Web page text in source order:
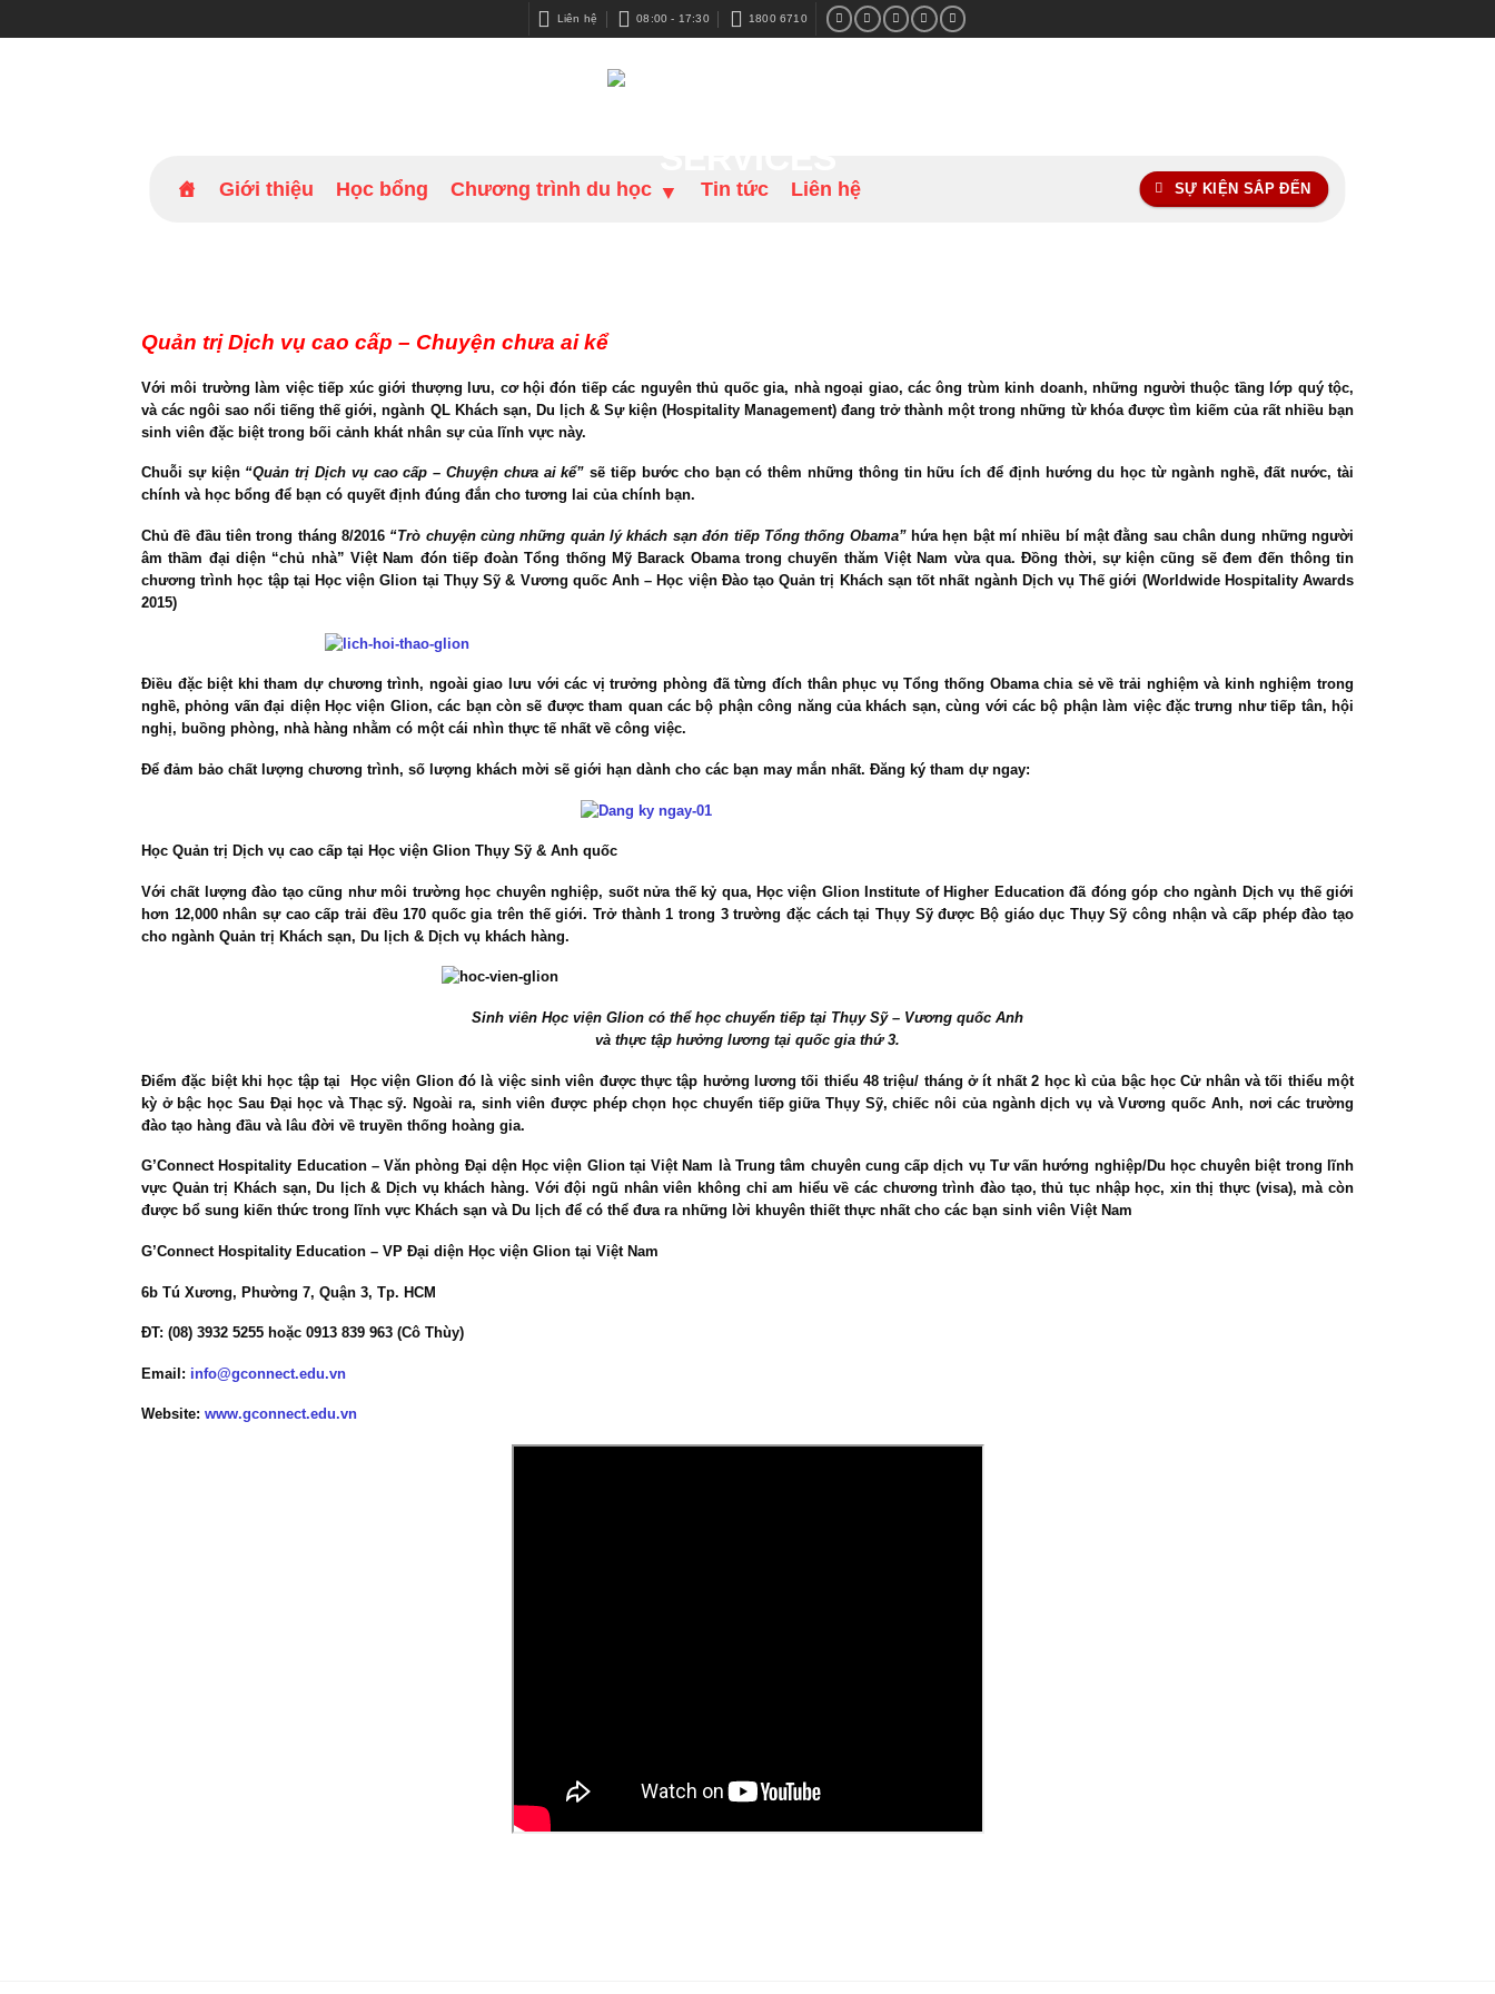
Liên hệ 08:00 - 17:30 1800 6710
Giới thiệu Học bổng Chương trình du học Tin tức Liên hệ SỰ KIỆN SẮP ĐẾN
Quản trị Dịch vụ cao cấp – Chuyện chưa ai kể
Với môi trường làm việc tiếp xúc giới thượng lưu, cơ hội đón tiếp các nguyên thủ quốc gia, nhà ngoại giao, các ông trùm kinh doanh, những người thuộc tầng lớp quý tộc,
và các ngôi sao nổi tiếng thế giới, ngành QL Khách sạn, Du lịch & Sự kiện (Hospitality Management)đang trở thành một trong những từ khóa được tìm kiếm của rất nhiều bạn
sinh viên đặc biệt trong bối cảnh khát nhân sự của lĩnh vực này.
Chuỗi sự kiện “Quản trị Dịch vụ cao cấp – Chuyện chưa ai kể” sẽ tiếp bước cho bạn có thêm những thông tin hữu ích để định hướng du học từ ngành nghề, đất nước, tài
chính và học bổng để bạn có quyết định đúng đắn cho tương lai của chính bạn.
Chủ đề đầu tiên trong tháng 8/2016 “Trò chuyện cùng những quản lý khách sạn đón tiếp Tổng thống Obama”hứa hẹn bật mí nhiều bí mật đằng sau chân dung những người
âm thầm đại diện “chủ nhà” Việt Nam đón tiếp đoàn Tổng thống Mỹ Barack Obama trong chuyến thăm Việt Nam vừa qua. Đồng thời, sự kiện cũng sẽ đem đến thông tin
chương trình học tập tại Học viện Glion tại Thụy Sỹ & Vương quốc Anh– Học viện Đào tạo Quản trị Khách sạn tốt nhất ngành Dịch vụ Thế giới (Worldwide Hospitality Awards
2015)
Điều đặc biệt khi tham dự chương trình, ngoài giao lưu với các vị trưởng phòng đã từng đích thân phục vụ Tổng thống Obama chia sẻ về trải nghiệm và kinh nghiệm trong
nghề, phỏng vấn đại diện Học viện Glion, các bạn còn sẽ được tham quan các bộ phận công năng của khách sạn, cùng với các bộ phận làm việc đặc trưng như tiếp tân, hội
nghị, buồng phòng, nhà hàng nhằm có một cái nhìn thực tế nhất về công việc.
Để đảm bảo chất lượng chương trình, số lượng khách mời sẽ giới hạn dành cho các bạn may mắn nhất. Đăng ký tham dự ngay:
Học Quản trị Dịch vụ cao cấp tại Học viện Glion Thụy Sỹ & Anh quốc
Với chất lượng đào tạo cũng như môi trường học chuyên nghiệp, suốt nửa thế kỷ qua, Học viện Glion Institute of Higher Educationđã đóng góp cho ngành Dịch vụ thế giới
hơn 12,000 nhân sự cao cấp trải đều 170 quốc gia trên thế giới. Trở thành 1 trong 3 trường đặc cách tại Thụy Sỹ được Bộ giáo dục Thụy Sỹ công nhận và cấp phép đào tạo
cho ngành Quản trị Khách sạn, Du lịch & Dịch vụ khách hàng.
Sinh viên Học viện Glion có thể học chuyển tiếp tại Thụy Sỹ – Vương quốc Anh
và thực tập hưởng lương tại quốc gia thứ 3.
Điểm đặc biệt khi học tập tại Học viện Glion đó là việc sinh viên được thực tập hưởng lương tối thiểu 48 triệu/ tháng ở ít nhất 2 học kì của bậc học Cử nhân và tối thiểu một
kỳ ở bậc học Sau Đại học và Thạc sỹ. Ngoài ra, sinh viên được phép chọn học chuyển tiếp giữa Thụy Sỹ, chiếc nôi của ngành dịch vụ và Vương quốc Anh, nơi các trường
đào tạo hàng đầu và lâu đời về truyền thống hoàng gia.
G’Connect Hospitality Education–Văn phòng Đại dện Học viện Glion tại Việt Nam
là Trung tâm chuyên cung cấp dịch vụ Tư vấn hướng nghiệp/Du học chuyên biệt trong lĩnh
vực Quản trị Khách sạn, Du lịch & Dịch vụ khách hàng. Với đội ngũ nhân viên không chỉ am hiểu về các chương trình đào tạo, thủ tục nhập học, xin thị thực (visa), mà còn
được bổ sung kiến thức trong lĩnh vực Khách sạn và Du lịch để có thể đưa ra những lời khuyên thiết thực nhất cho các bạn sinh viên Việt Nam
G’Connect Hospitality Education – VP Đại diện Học viện Glion tại Việt Nam
6b Tú Xương, Phường 7, Quận 3, Tp. HCM
ĐT: (08) 3932 5255 hoặc 0913 839 963 (Cô Thùy)
Email: info@gconnect.edu.vn
Website: www.gconnect.edu.vn